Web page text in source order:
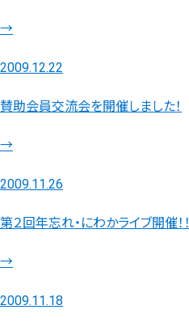
→
2009.12.22
賛助会員交流会を開催しました！
→
2009.11.26
第２回年忘れ・にわかライブ開催！！
→
2009.11.18